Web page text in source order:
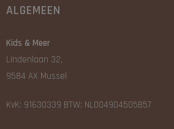
ALGEMEEN
Kids & Meer
Lindenlaan 32,
9584 AX Mussel
KvK: 91630339 BTW: NL004904505B57